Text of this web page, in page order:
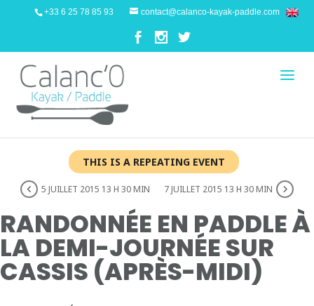
+33 6 25 78 85 93 contact@calanco-kayak-paddle.com
THIS IS A REPEATING EVENT
5 JUILLET 2015 13 H 30 MIN 7 JUILLET 2015 13 H 30 MIN
RANDONNÉE EN PADDLE À
LA DEMI-JOURNÉE SUR
CASSIS (APRÈS-MIDI)